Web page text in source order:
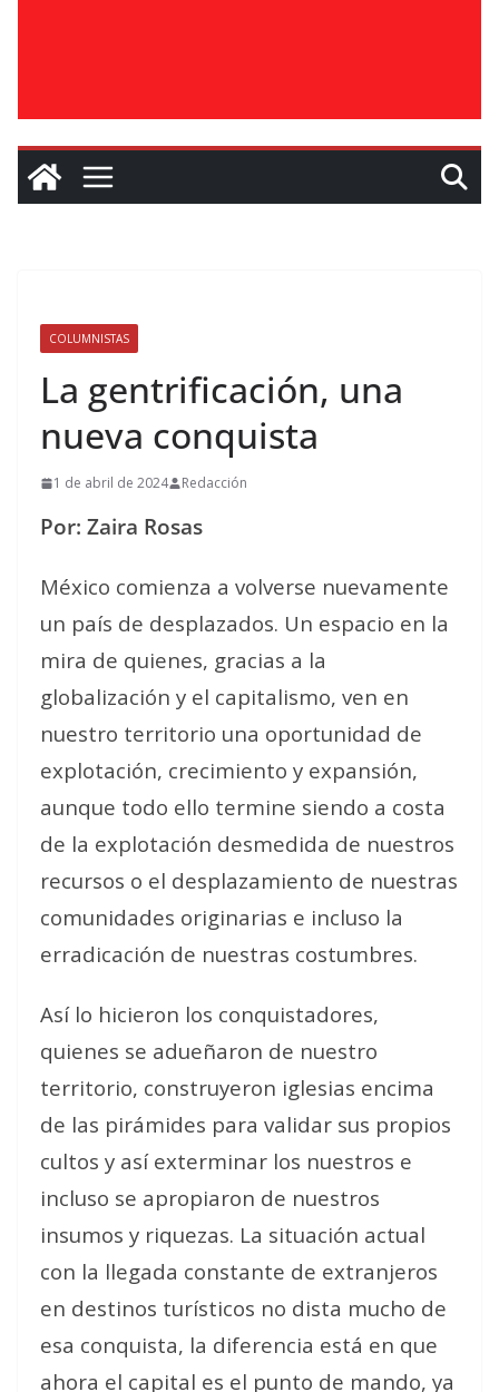
COLUMNISTAS
La gentrificación, una
nueva conquista
1 de abril de 2024 Redacción
Por: Zaira Rosas
México comienza a volverse nuevamente
un país de desplazados. Un espacio en la
mira de quienes, gracias a la
globalización y el capitalismo, ven en
nuestro territorio una oportunidad de
explotación, crecimiento y expansión,
aunque todo ello termine siendo a costa
de la explotación desmedida de nuestros
recursos o el desplazamiento de nuestras
comunidades originarias e incluso la
erradicación de nuestras costumbres.
Así lo hicieron los conquistadores,
quienes se adueñaron de nuestro
territorio, construyeron iglesias encima
de las pirámides para validar sus propios
cultos y así exterminar los nuestros e
incluso se apropiaron de nuestros
insumos y riquezas. La situación actual
con la llegada constante de extranjeros
en destinos turísticos no dista mucho de
esa conquista, la diferencia está en que
ahora el capital es el punto de mando, ya